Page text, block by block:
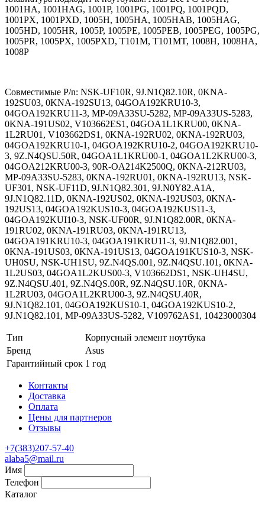
1001HA, 1001HAG, 1001P, 1001PG, 1001PQ, 1001PQD,
1001PX, 1001PXD, 1005H, 1005HA, 1005HAB, 1005HAG,
1005HD, 1005HR, 1005P, 1005PE, 1005PEB, 1005PEG, 1005PG,
1005PR, 1005PX, 1005PXD, T101M, T101MT, 1008H, 1008HA,
1008P
Совместимые P/n: NSK-UF10R, 9J.N1Q82.10R, 0KNA-
192SU03, 0KNA-192SU13, 04GOA192KRU10-3,
04GOA192KRU11-3, MP-09A33SU-5282, MP-09A33US-5283,
0KNA-191US02, V103662ES1, 04GOA1L1KRU00, 0KNA-
1L2RU01, V103662DS1, 0KNA-192RU02, 0KNA-192RU03,
04GOA192KRU10-1, 04GOA192KRU10-2, 04GOA192KRU10-
3, 9Z.N4QSU.50R, 04GOA1L1KRU00-1, 04GOA1L2KRU00-3,
04GOA212KRU00-3, 90R-OA214K2500Q, 0KNA-212RU03,
MP-09A33SU-5283, 0KNA-192RU01, 0KNA-192RU13, NSK-
UF301, NSK-UF11D, 9J.N1Q82.301, 9J.N0Y82.A1A,
9J.N1Q82.11D, 0KNA-192US02, 0KNA-192US03, 0KNA-
192US13, 04GOA192KUS10-3, 04GOA192KUS11-3,
04GOA192KUI10-3, NSK-UF00R, 9J.N1Q82.00R, 0KNA-
191RU02, 0KNA-191RU03, 0KNA-191RU13,
04GOA191KRU10-3, 04GOA191KRU11-3, 9J.N1Q82.001,
0KNA-191US03, 0KNA-191US13, 04GOA191KUS10-3, NSK-
UH0SU, NSK-UH1SU, 9Z.N4QS.001, 9Z.N4QSU.101, 0KNA-
1L2US03, 04GOA1L2KUS00-3, V103662DS1, NSK-UH4SU,
9Z.N4QSU.401, 9Z.N4QS.00R, 9Z.N4QSU.10R, 0KNA-
1L2RU03, 04GOA1L2KRU00-3, 9Z.N4QSU.40R,
9J.N1Q82.101, 04GOA192KUS10-1, 04GOA192KUS10-2,
9J.N1Q82.101, MP-09A33US-5282, V109762AS1, 10423000304
Тип
Корпусный элемент ноутбука
Бренд
Asus
Гарантийный срок 1 год
Контакты
Доставка
Оплата
Цены для партнеров
Отзывы
+7(383)207-57-40
alaba5@mail.ru
Имя
Телефон
Каталог